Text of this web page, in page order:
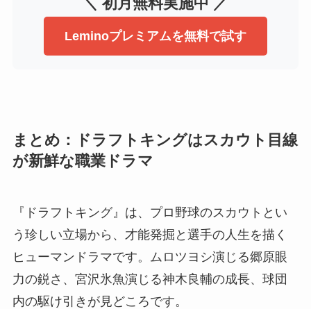
＼ 初月無料実施中 ／
Leminoプレミアムを無料で試す
まとめ：ドラフトキングはスカウト目線
が新鮮な職業ドラマ
『ドラフトキング』は、プロ野球のスカウトとい
う珍しい立場から、才能発掘と選手の人生を描く
ヒューマンドラマです。ムロツヨシ演じる郷原眼
力の鋭さ、宮沢氷魚演じる神木良輔の成長、球団
内の駆け引きが見どころです。